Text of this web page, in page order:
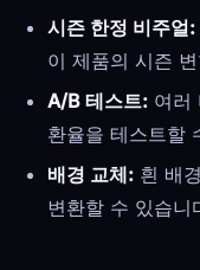
시즌 한정 비주얼:
이 제품의 시즌
A/B 테스트: 여러
환율을 테스트할
배경 교체: 흰 배
변환할 수 있습니